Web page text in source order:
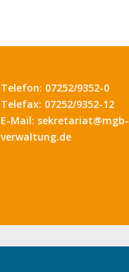
Telefon: 07252/9352-0
Telefax: 07252/9352-12
E-Mail: sekretariat@mgb-
verwaltung.de